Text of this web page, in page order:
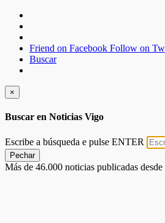
Friend on Facebook Follow on
Buscar
×
Buscar en Noticias Vigo
Escribe a búsqueda e pulse ENTER
Pechar
Más de 46.000 noticias publicadas